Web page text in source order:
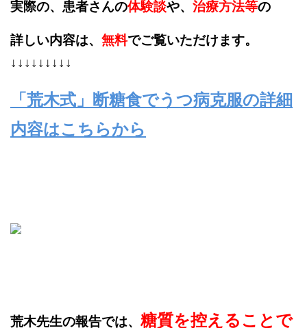
実際の、患者さんの体験談や、 治療方法等の
詳しい内容は、 無料でご覧いただけます。
↓↓↓↓↓↓↓↓↓
「荒木式」断糖食でうつ病克服の詳細
内容はこちらから
荒木先生の報告では、 糖質を控えることで